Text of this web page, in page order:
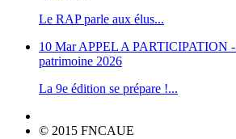
Le RAP parle aux élus...
10 Mar APPEL A PARTICIPATION -
patrimoine 2026
La 9e édition se prépare !...
© 2015 FNCAUE